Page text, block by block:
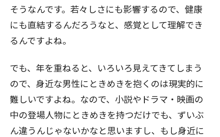
そうなんです。若々しさにも影響するので、健康
にも直結するんだろうなと、感覚として理解でき
るんですよね。
でも、年を重ねると、いろいろ見えてきてしまう
ので、身近な男性にときめきを抱くのは現実的に
難しいですよね。なので、小説やドラマ・映画の
中の登場人物にときめきを持つだけでも、ずいぶ
ん違うんじゃないかなと思いますし、もし身近に